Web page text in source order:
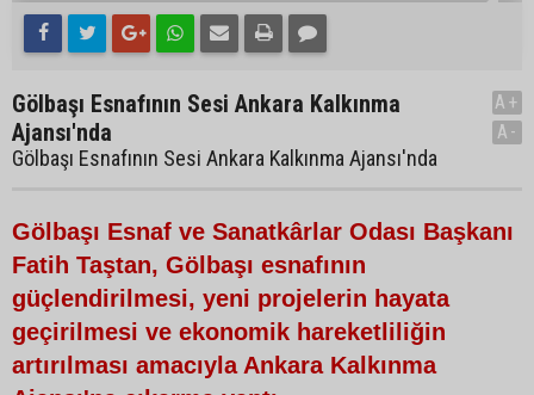
Gölbaşı Esnafının Sesi Ankara Kalkınma
Ajansı'nda
Gölbaşı Esnafının Sesi Ankara Kalkınma Ajansı'nda
A+
A-
Gölbaşı Esnaf ve Sanatkârlar Odası Başkanı
Fatih Taştan, Gölbaşı esnafının
güçlendirilmesi, yeni projelerin hayata
geçirilmesi ve ekonomik hareketliliğin
artırılması amacıyla Ankara Kalkınma